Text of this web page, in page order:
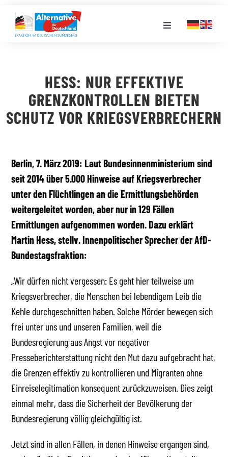
Inhalt
springen
Toggle
LANDESGRUPPEN
VERANSTALTUNGEN
PRESSE
STELLENPORTAL
MEDIATHEK
HESS: NUR EFFEKTIVE
GRENZKONTROLLEN BIETEN
SCHUTZ VOR KRIEGSVERBRECHERN
Berlin, 7. März 2019: Laut Bundesinnenministerium sind
seit 2014 über 5.000 Hinweise auf Kriegsverbrecher
unter den Flüchtlingen an die Ermittlungsbehörden
weitergeleitet worden, aber nur in 129 Fällen
Ermittlungen aufgenommen worden. Dazu erklärt
Martin Hess, stellv. Innenpolitischer Sprecher der AfD-
Bundestagsfraktion:
„Wir dürfen nicht vergessen: Es geht hier teilweise um
Kriegsverbrecher, die Menschen bei lebendigem Leib die
Kehle durchgeschnitten haben. Solche Mörder bewegen sich
frei unter uns und unseren Familien, weil die
Bundesregierung aus Angst vor negativer
Presseberichterstattung nicht den Mut dazu aufgebracht hat,
die Grenzen effektiv zu kontrollieren und Migranten ohne
Einreiselegitimation konsequent zurückzuweisen. Dies zeigt
einmal mehr, dass die Sicherheit der Bevölkerung der
Bundesregierung völlig gleichgültig ist.
Jetzt sind in allen Fällen, in denen Hinweise ergangen sind,